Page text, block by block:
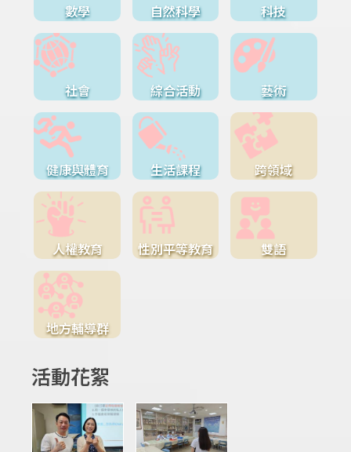
數學 自然科學 科技
社會 綜合活動 藝術
健康與體育 生活課程 跨領域
人權教育 性別平等教育 雙語
地方輔導群
活動花絮